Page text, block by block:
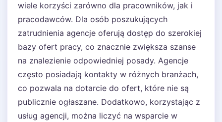
wiele korzyści zarówno dla pracowników, jak i
pracodawców. Dla osób poszukujących
zatrudnienia agencje oferują dostęp do szerokiej
bazy ofert pracy, co znacznie zwiększa szanse
na znalezienie odpowiedniej posady. Agencje
często posiadają kontakty w różnych branżach,
co pozwala na dotarcie do ofert, które nie są
publicznie ogłaszane. Dodatkowo, korzystając z
usług agencji, można liczyć na wsparcie w